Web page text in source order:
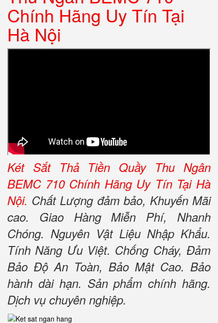
Chính Hãng Uy Tín Tại
Hà Nội
Két Sắt Thả Tiền Quầy Thu Ngân
BEMC 710 Chính Hãng Uy Tín Tại Hà
Nội. Chất Lượng đảm bảo, Khuyến Mãi
cao. Giao Hàng Miễn Phí, Nhanh
Chóng. Nguyên Vật Liệu Nhập Khẩu.
Tính Năng Ưu Việt. Chống Cháy, Đảm
Bảo Độ An Toàn, Bảo Mật Cao. Bảo
hành dài hạn. Sản phẩm chính hãng.
Dịch vụ chuyên nghiệp.